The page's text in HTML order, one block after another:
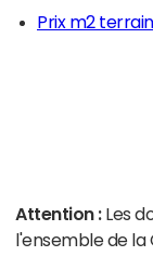
Prix m2
Attention : Les
l'ensemble de